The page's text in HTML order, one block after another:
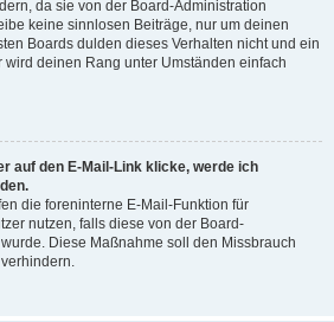
da sie von der Board-Administration
keine sinnlosen Beiträge, nur um deinen
Boards dulden dieses Verhalten nicht und ein
wird deinen Rang unter Umständen einfach
auf den E-Mail-Link klicke, werde ich
die foreninterne E-Mail-Funktion für
nutzen, falls diese von der Board-
Diese Maßnahme soll den Missbrauch